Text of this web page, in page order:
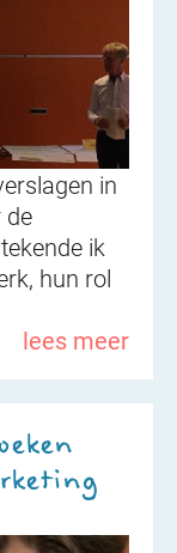
in
de
ik
hun rol
lees meer